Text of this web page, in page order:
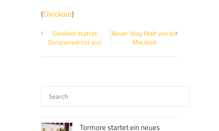
(Checkout)
Glenlivet stattet
Oscaranwärter aus
Neuer Islay Malt von Ian
Macleod
Tormore startet ein neues